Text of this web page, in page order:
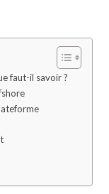
faut-il savoir ?